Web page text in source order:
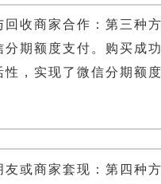
回收商家合作：第三种
分期额度支付。购买成
性，实现了微信分期额
友或商家套现：第四种